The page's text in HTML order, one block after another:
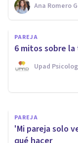
Ana Romero
PAREJA
6 mitos sobre
Upad
PSICOLOGÍA
Cómo
antes de
PAREJA
'Mi pareja solo